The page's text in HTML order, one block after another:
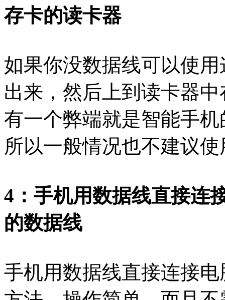
存卡的读卡器
如果你没数据线可以使
出来，然后上到读卡器
有一个弊端就是智能手
所以一般情况也不建议使
4：手机用数据线直接连
的数据线
手机用数据线直接连接